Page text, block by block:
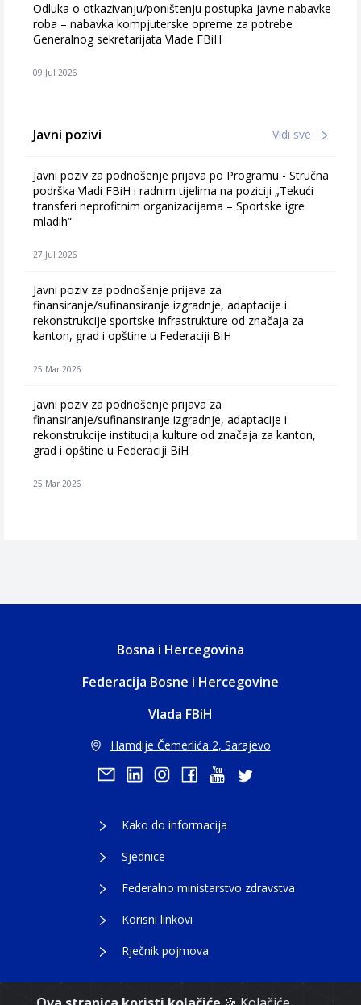
Odluka o otkazivanju/poništenju postupka javne nabavke
roba – nabavka kompjuterske opreme za potrebe
Generalnog sekretarijata Vlade FBiH
09 Jul 2026
Javni pozivi Vidi sve
Javni poziv za podnošenje prijava po Programu - Stručna
podrška Vladi FBiH i radnim tijelima na poziciji „Tekući
transferi neprofitnim organizacijama – Sportske igre
mladih“
27 Jul 2026
Javni poziv za podnošenje prijava za
finansiranje/sufinansiranje izgradnje, adaptacije i
rekonstrukcije sportske infrastrukture od značaja za
kanton, grad i opštine u Federaciji BiH
25 Mar 2026
Javni poziv za podnošenje prijava za
finansiranje/sufinansiranje izgradnje, adaptacije i
rekonstrukcije institucija kulture od značaja za kanton,
grad i opštine u Federaciji BiH
25 Mar 2026
Bosna i Hercegovina
Federacija Bosne i Hercegovine
Vlada FBiH
Hamdije Čemerlića 2, Sarajevo
Kako do informacija
Sjednice
Federalno ministarstvo zdravstva
Korisni linkovi
Rječnik pojmova